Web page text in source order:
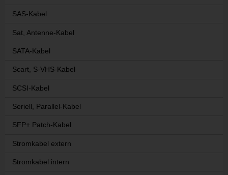
SAS-Kabel
Sat, Antenne-Kabel
SATA-Kabel
Scart, S-VHS-Kabel
SCSI-Kabel
Seriell, Parallel-Kabel
SFP+ Patch-Kabel
Stromkabel extern
Stromkabel intern